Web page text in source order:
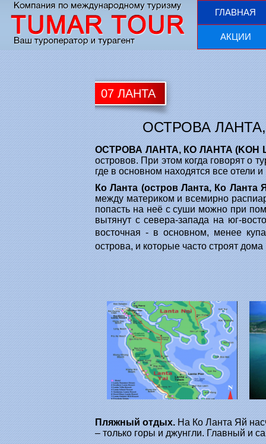
ГЛАВНАЯ
АКЦИИ
07 ЛАНТА
ОСТРОВА ЛАНТА,
ОСТРОВА ЛАНТА, КО ЛАНТА (KOH
островов. При этом когда говорят о
где в основном находятся все отели
Ко Ланта (остров Ланта, Ко Ланта
между материком и всемирно
попасть на неё с суши можно при
вытянут с севера-запада на юг-
восточная - в основном, менее
острова, и которые часто строят
Пляжный отдых. На Ко Ланта Яй
– только горы и джунгли. Главный и